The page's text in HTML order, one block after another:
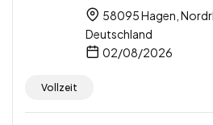
58095 Hagen,
Deutschland
02/08/2026
Vollzeit